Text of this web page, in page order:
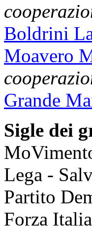
Boldrini
Moavero
Grande
Sigle dei
Lega -
Partito
Forza